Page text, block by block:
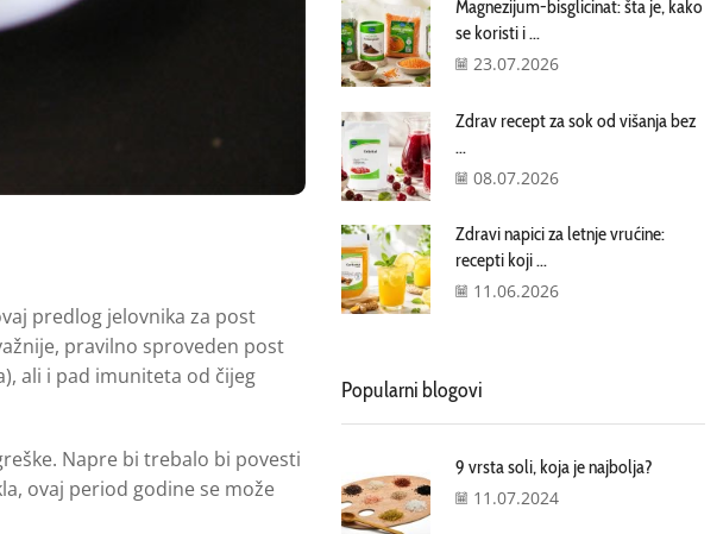
predlog jelovnika za post
pravilno sproveden post
ali i pad imuniteta od čijeg
Napre bi trebalo bi povesti
ovaj period godine se može
Magnezijum-bisglicinat: šta je, kako
se koristi i ...
23.07.2026
Zdrav recept za sok od višanja bez
...
08.07.2026
Zdravi napici za letnje vrućine:
recepti koji ...
11.06.2026
Popularni blogovi
9 vrsta soli, koja je najbolja?
11.07.2024